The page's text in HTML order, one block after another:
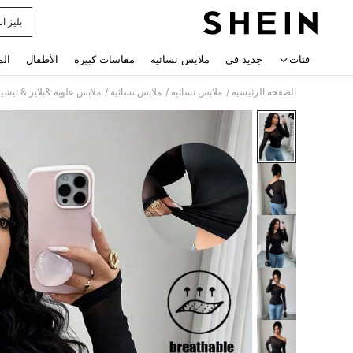
بليز
فئات جديد في ملابس نسائية مقاسات كبيرة الأطفال
الصفحة الرئيسية / ملابس نسائية / ملابس نسائية / ملابس علوية &بلايز &